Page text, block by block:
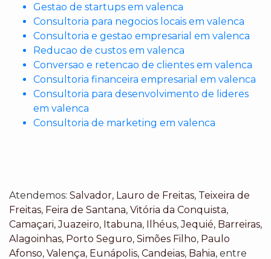
Gestao de startups em valenca
Consultoria para negocios locais em valenca
Consultoria e gestao empresarial em valenca
Reducao de custos em valenca
Conversao e retencao de clientes em valenca
Consultoria financeira empresarial em valenca
Consultoria para desenvolvimento de lideres
em valenca
Consultoria de marketing em valenca
Atendemos: Salvador, Lauro de Freitas, Teixeira de
Freitas, Feira de Santana, Vitória da Conquista,
Camaçari,Juazeiro, Itabuna, Ilhéus,Jequié, Barreiras,
Alagoinhas, Porto Seguro, Simões Filho, Paulo
Afonso, Valença, Eunápolis, Candeias, Bahia, entre